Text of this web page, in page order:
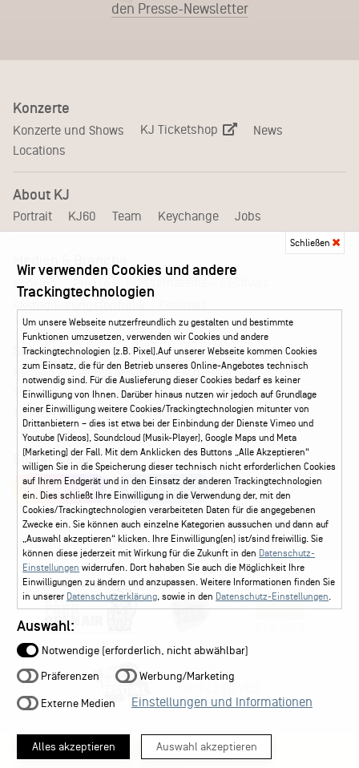
den Presse-Newsletter
Konzerte
Konzerte und Shows KJ Ticketshop
News
Locations
About KJ
Portrait KJ60 Team Keychange Jobs
Medien & Branche
Booking Presse
Service
Kontakt Leichte Sprache
FAQ / Hilfe
Ticketshop Hamburg
Gutscheine
Callback-Service
Ticketservice 040 - 413 22 60
Social Media
Instagram Facebook
Schließen
Wir verwenden Cookies und andere
Trackingtechnologien
Um unsere Webseite nutzerfreundlich zu gestalten und bestimmte
Funktionen umzusetzen, verwenden wir Cookies und andere
Trackingtechnologien (z.B. Pixel).Auf unserer Webseite kommen Cookies
zum Einsatz, die für den Betrieb unseres Online-Angebotes technisch
notwendig sind. Für die Auslieferung dieser Cookies bedarf es keiner
Einwilligung von Ihnen. Darüber hinaus nutzen wir jedoch auf Grundlage
einer Einwilligung weitere Cookies/Trackingtechnologien mitunter von
Drittanbietern – dies ist etwa bei der Einbindung der Dienste Vimeo und
Youtube (Videos), Soundcloud (Musik-Player), Google Maps und Meta
(Marketing) der Fall. Mit dem Anklicken des Buttons „Alle Akzeptieren“
willigen Sie in die Speicherung dieser technisch nicht erforderlichen Cookies
auf Ihrem Endgerät und in den Einsatz der anderen Trackingtechnologien
ein. Dies schließt Ihre Einwilligung in die Verwendung der, mit den
Cookies/Trackingtechnologien verarbeiteten Daten für die angegebenen
Zwecke ein. Sie können auch einzelne Kategorien aussuchen und dann auf
„Auswahl akzeptieren“ klicken. Ihre Einwilligung(en) ist/sind freiwillig. Sie
können diese jederzeit mit Wirkung für die Zukunft in den Datenschutz-
Einstellungen widerrufen. Dort hahaben Sie auch die Möglichkeit Ihre
Einwilligungen zu ändern und anzupassen. Weitere Informationen finden Sie
in unserer Datenschutzerklärung, sowie in den Datenschutz-Einstellungen.
Auswahl:
Notwendige (erforderlich, nicht abwählbar)
Präferenzen Werbung/Marketing
Externe Medien Einstellungen und Informationen
Alles akzeptieren Auswahl akzeptieren